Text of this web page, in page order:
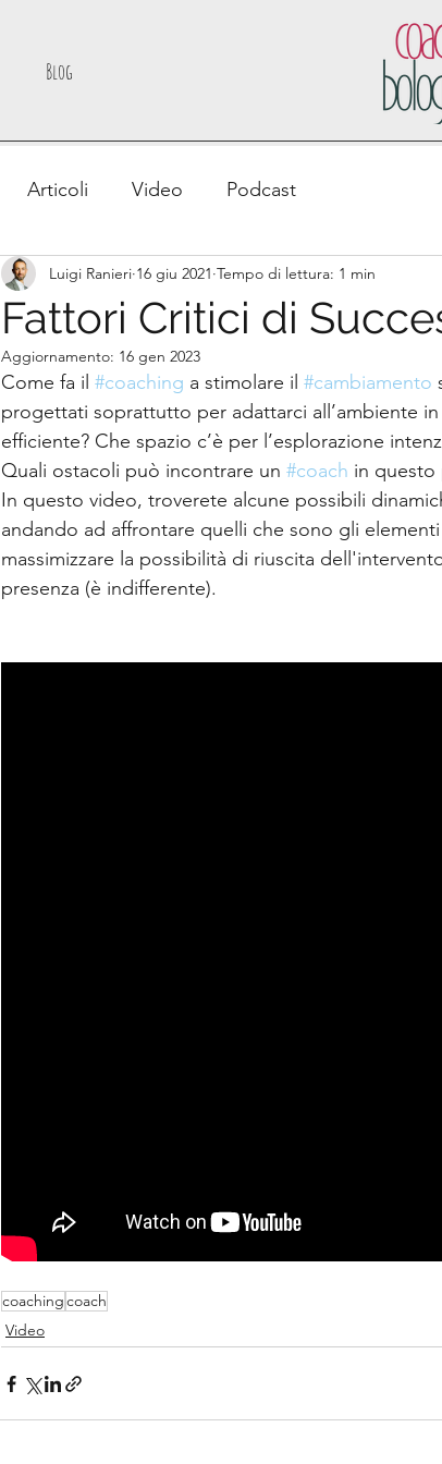
Blog
Articoli Video Podcast
Fattori Critici di
Luigi Ranieri 16 giu 2021 Tempo di lettura: 1 min
Aggiornamento: 16 gen 2023
Come fa il #coaching a stimolare il #cambiamento
progettati soprattutto per adattarci all’ambiente
efficiente? Che spazio c’è per l’esplorazione
Quali ostacoli può incontrare un #coach in questo
In questo video, troverete alcune possibili
andando ad affrontare quelli che sono gli
massimizzare la possibilità di riuscita
presenza (è indifferente).
coachingcoach
Video